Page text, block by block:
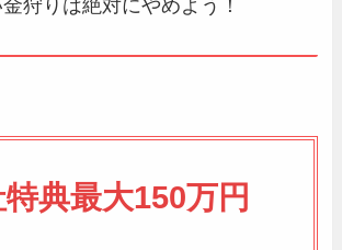
狩りは絶対にやめよう！
特典最大150万円